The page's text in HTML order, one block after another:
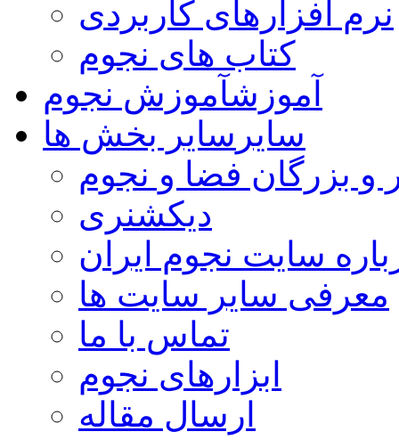
نرم افزارهای کاربردی
کتاب های نجوم
آموزشآموزش نجوم
سایر سایر بخش ها
و بزرگان فضا و نجوم
دیکشنری
سایت نجوم ایران
معرفی سایر سایت ها
تماس با ما
ابزارهای نجوم
ارسال مقاله